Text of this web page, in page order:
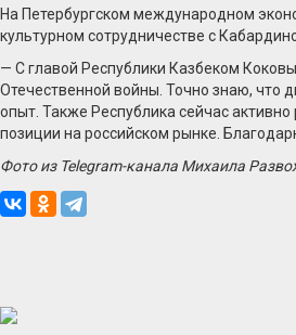
На Петербургском международном
культурном сотрудничестве с
— С главой Республики Казбеком
Отечественной войны. Точно знаю, что
опыт. Также Республика сейчас
позиции на российском рынке.
Фото из Telegram-канала Михаила